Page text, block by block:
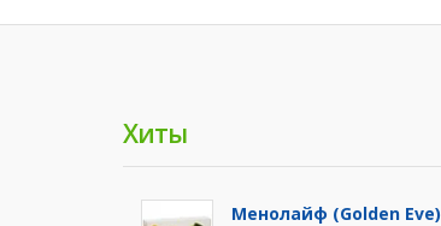
Хиты
Менолайф (Golden Eve)